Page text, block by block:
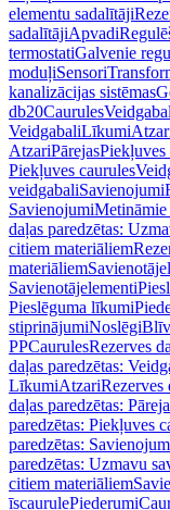
elementu sadalītāji
sadalītājiApvadi
termostatiGalvenie
moduļiSensori
kanalizācijas sistēmas
db20Caurules
VeidgabaliLīkumi
AtzariPārejasPiekļuves
Piekļuves caurules
veidgabaliSavienojumi
Savienojumi
daļas paredzētas:
citiem materiāliem
materiāliem
Savienotājelementi
Pieslēguma līkumi
stiprinājumiNoslēgi
PPCaurulesRezerves
daļas paredzētas:
LīkumiAtzariRezerves
daļas paredzētas:
paredzētas: Piekļuves
paredzētas:
paredzētas: Uzmavu
citiem materiāliem
īscaurulePiederumi